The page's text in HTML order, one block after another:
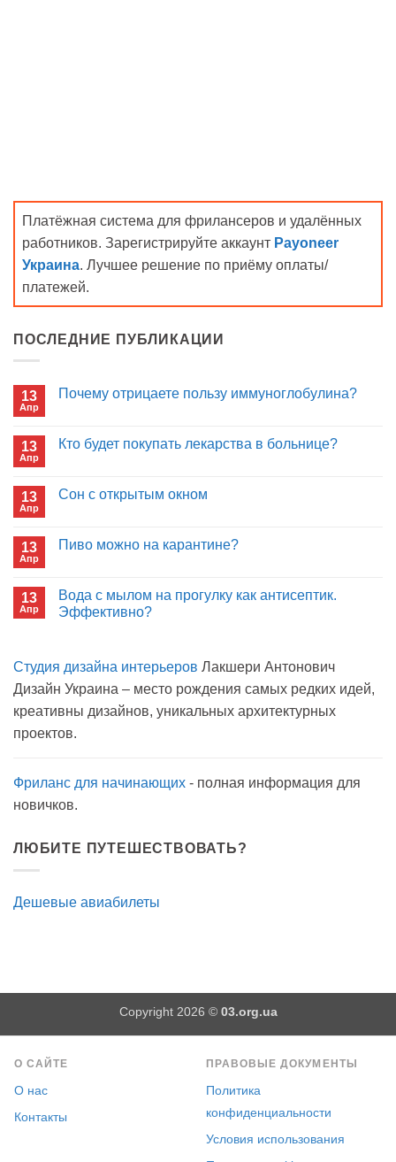
Платёжная система для фрилансеров и удалённых
работников. Зарегистрируйте аккаунт Payoneer
Украина. Лучшее решение по приёму оплаты/
платежей.
ПОСЛЕДНИЕ ПУБЛИКАЦИИ
13
Апр
Почему отрицаете пользу иммуноглобулина?
Почему
13
Апр
Кто будет покупать лекарства в больнице?
Кто
в
13
Апр
Сон с открытым окном
Сон
13
Апр
Пиво можно на карантине?
Пиво
можно
13
Апр
Вода с мылом на прогулку как антисептик.
Эффективно?
Вода
мылом
прогулку
антисептик.
Студия дизайна интерьеров Лакшери Антонович
Дизайн Украина – место рождения самых редких идей,
креативны дизайнов, уникальных архитектурных
проектов.
Фриланс для начинающих - полная информация для
новичков.
ЛЮБИТЕ ПУТЕШЕСТВОВАТЬ?
Дешевые авиабилеты
Copyright 2026 © 03.org.ua
О САЙТЕ
О нас
Контакты
ПРАВОВЫЕ ДОКУМЕНТЫ
Политика
конфиденциальности
Условия использования